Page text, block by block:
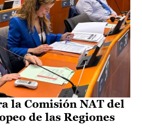
la Comisión NAT del
de las Regiones